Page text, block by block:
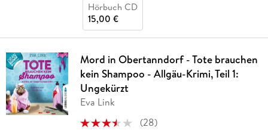
Hörbuch CD
15,00 €
Mord in Obertanndorf - Tote brauchen
kein Shampoo - Allgäu-Krimi, Teil 1:
Ungekürzt
Eva Link
(28)